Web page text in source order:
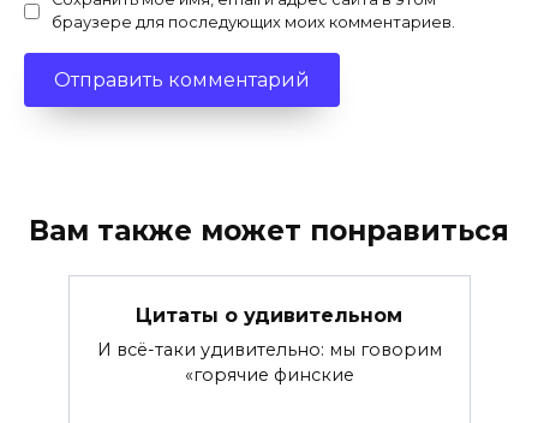
браузере для последующих моих комментариев.
Вам также может понравиться
Цитаты о удивительном
И всё-таки удивительно: мы говорим
«горячие финские